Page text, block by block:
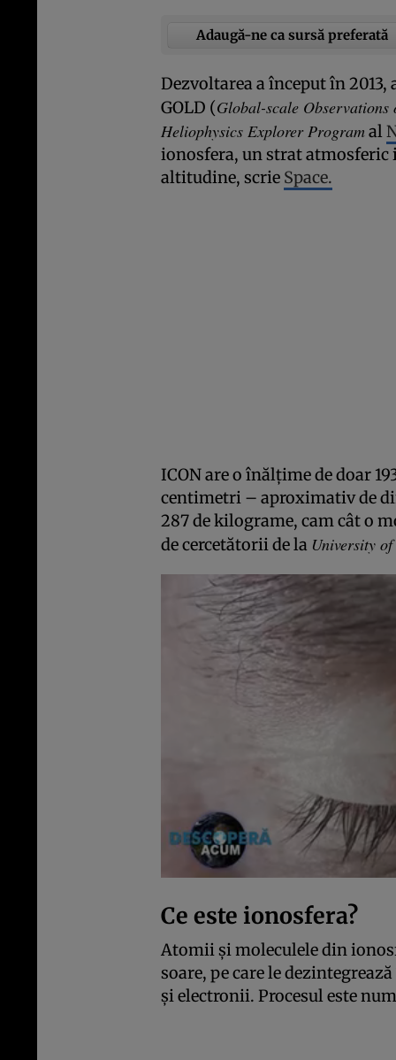
Adaugă-ne ca sursă preferată
Dezvoltarea a început în
GOLD (Global-scale
Heliophysics Explorer Programal
ionosfera, un strat atmosferic
altitudine, scrie Space.
ICON are o înălţime de doar
centimetri – aproximativ de
287 de kilograme, cam cât o
de cercetătorii de la University
Ce este ionosfera?
Atomii şi moleculele din
soare, pe care le
şi electronii. Procesul este